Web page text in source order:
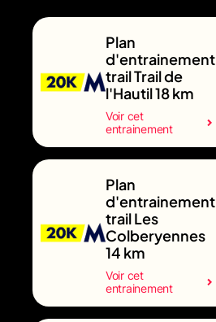
Plan
d'entrainement
trail Trail de
l'Hautil 18 km
Voir cet
entrainement
Plan
d'entrainement
trail Les
Colberyennes
14 km
Voir cet
entrainement